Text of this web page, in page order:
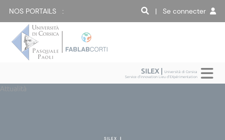
NOS PORTAILS : | Se connecter
SILEX |Università di Corsica
Service d'Innovation Lieu d'EXpérimentation
Attualità
SILEX |